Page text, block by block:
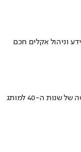
וניהול אקלים חכם
איך אסם הפכה את תקופת הצנע והמחסור הקשה של שנות ה-40 למותג